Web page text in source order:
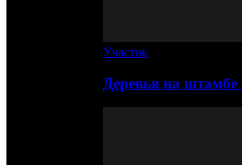
Участок
Деревья на